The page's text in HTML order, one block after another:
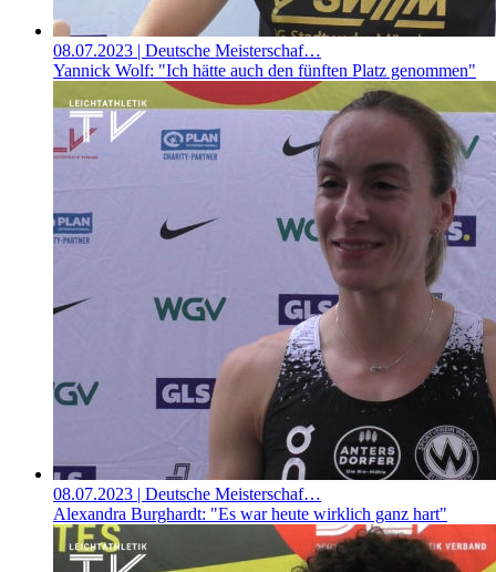
08.07.2023 | Deutsche Meisterschaf…
Yannick Wolf: "Ich hätte auch den fünften Platz genommen"
08.07.2023 | Deutsche Meisterschaf…
Alexandra Burghardt: "Es war heute wirklich ganz hart"